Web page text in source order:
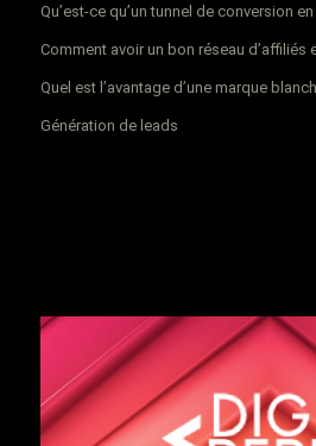
Qu’est-ce qu’un tunnel de conversion
Comment avoir un bon réseau d’affiliés
Quel est l’avantage d’une marque
Génération de leads